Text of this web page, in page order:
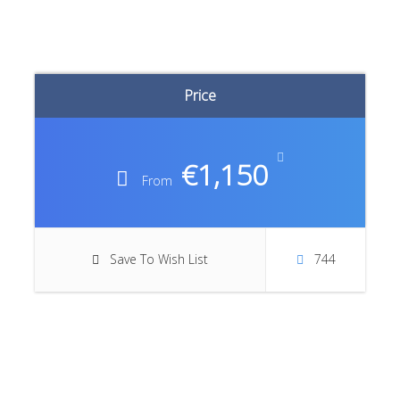
Price
From €1,150
Save To Wish List 744